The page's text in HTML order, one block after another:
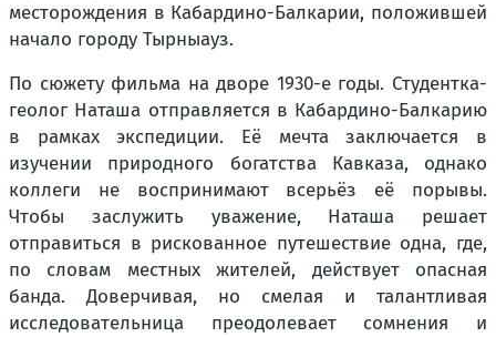
месторождения в Кабардино-Балкарии, положившей
начало городу Тырныауз.
По сюжету фильма на дворе 1930-е годы. Студентка-
геолог Наташа отправляется в Кабардино-Балкарию
в рамках экспедиции. Её мечта заключается в
изучении природного богатства Кавказа, однако
коллеги не воспринимают всерьёз её порывы.
Чтобы заслужить уважение, Наташа решает
отправиться в рискованное путешествие одна, где,
по словам местных жителей, действует опасная
банда. Доверчивая, но смелая и талантливая
исследовательница преодолевает сомнения и